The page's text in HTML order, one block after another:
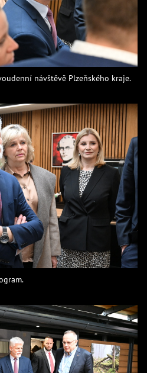
návštěvě Plzeňského kraje.